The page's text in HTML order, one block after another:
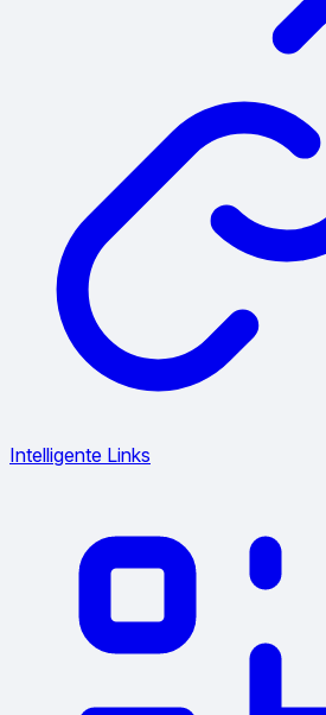
Intelligente Links